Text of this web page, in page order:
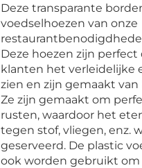
Deze transparante
voedselhoezen van onze
Deze hoezen zijn
klanten het verleidelijke
zien en zijn gemaakt
Ze zijn gemaakt om
rusten, waardoor het
tegen stof, vliegen, enz.
geserveerd. De plastic
ook worden gebruikt